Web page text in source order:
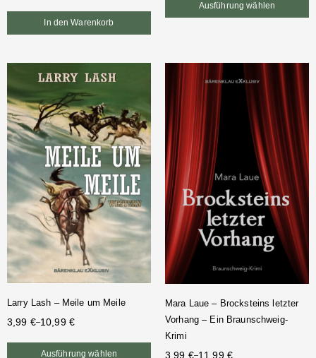
In den Warenkorb
Ausführung wählen
Larry Lash – Meile um Meile
3,99 €–10,99 €
Ausführung wählen
Mara Laue – Brocksteins letzter
Vorhang – Ein Braunschweig-
Krimi
3,99 €–11,99 €